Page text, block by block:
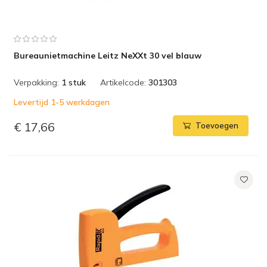
Bureaunietmachine Leitz NeXXt 30 vel blauw
Verpakking: 1 stuk Artikelcode: 301303
Levertijd 1-5 werkdagen
€ 17,66 Toevoegen